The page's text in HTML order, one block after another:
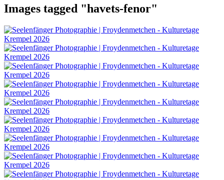
Images tagged "havets-fenor"